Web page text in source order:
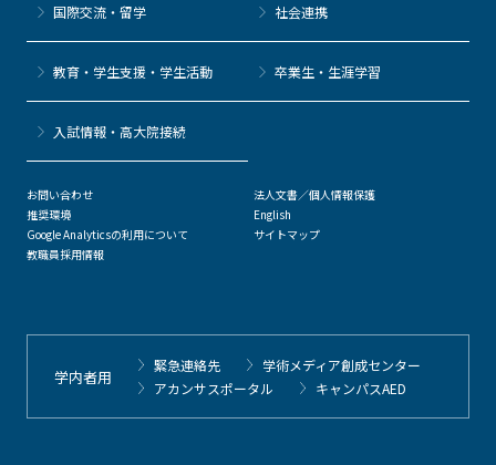
国際交流・留学 社会連携
教育・学生支援・学生活動 卒業生・生涯学習
⼊試情報・高大院接続
お問い合わせ
推奨環境
Google Analyticsの利用について
教職員採用情報
法人文書／個人情報保護
English
サイトマップ
学内者用
緊急連絡先
学術メディア創成センター
アカンサスポータル
キャンパスAED